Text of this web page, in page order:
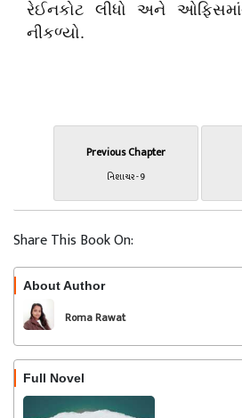
રેઈનકોટ લીધો અને
નીકળ્યો.
Previous Chapter
નિશાચર - 9
Share This Book On:
About Author
Roma Rawat
Full Novel